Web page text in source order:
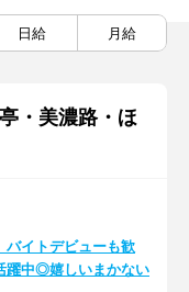
日給 月給
・美濃路・ほ
バイトデビューも歓
躍中◎嬉しいまかない